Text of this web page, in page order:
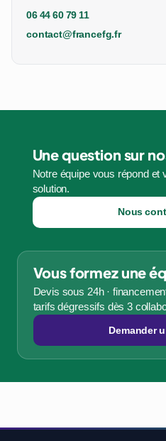
06 44 60 79 11
contact@francefg.fr
Une question sur
Notre équipe vous répond et
solution.
Nous
Vous formez une
Devis sous 24h ·
tarifs dégressifs dès 3
Demander